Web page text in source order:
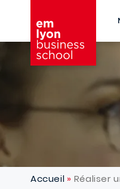
Accueil Réaliser